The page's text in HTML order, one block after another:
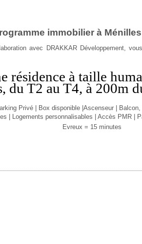
immobilier à Ménilles
avec DRAKKAR Développement,
résidence à taille
du T2 au T4, à 200m
Privé | Box disponible |Ascenseur | Balcon,
| Logements personnalisables | Accès PMR |
Evreux = 15 minutes